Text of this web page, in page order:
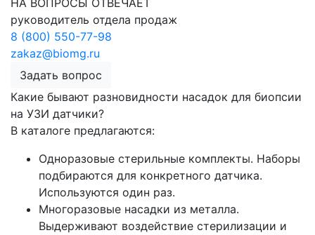
НА ВОПРОСЫ ОТВЕЧАЕТ
руководитель отдела продаж
8 (800) 550-77-98
zakaz@biomg.ru
Задать вопрос
Какие бывают разновидности насадок для биопсии
на УЗИ датчики?
В каталоге предлагаются:
Одноразовые стерильные комплекты. Наборы
подбираются для конкретного датчика.
Используются один раз.
Многоразовые насадки из металла.
Выдерживают воздействие стерилизации и